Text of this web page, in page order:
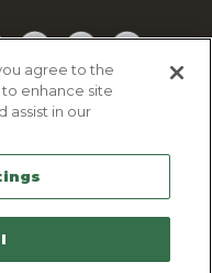
PinterestInstagramLinkedInTikTok
cookies
agree to the
enhance site
assist in our